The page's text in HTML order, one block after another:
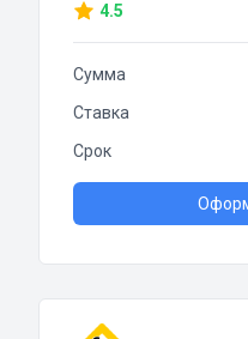
4.5
Сумма
Ставка
Срок